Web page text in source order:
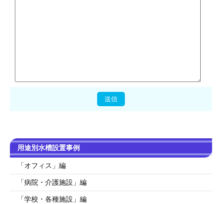
用途別水槽設置事例
「オフィス」編
「病院・介護施設」編
「学校・各種施設」編